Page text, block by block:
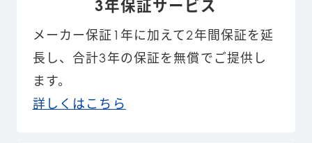
3年保証サービス
メーカー保証1年に加えて2年間保証を延
長し、合計3年の保証を無償でご提供し
ます。
詳しくはこちら